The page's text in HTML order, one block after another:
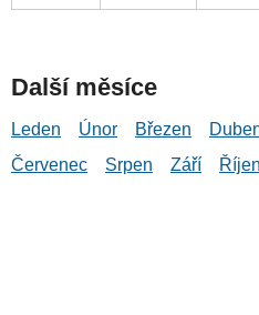
Další měsíce
Leden Únor Březen
Červenec
Srpen Září Říjen